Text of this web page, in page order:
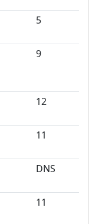
5
9
12
11
DNS
11